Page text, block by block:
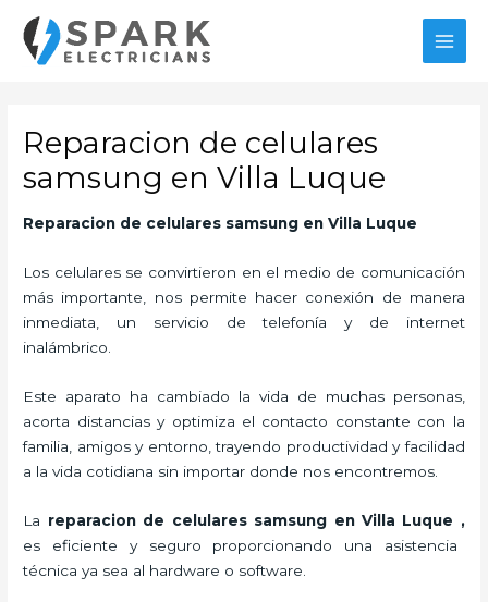
contenido
Reparacion de celulares
samsung en Villa Luque
Reparacion de celulares samsung en Villa Luque
Los celulares se convirtieron en el medio de comunicación
más importante, nos permite hacer conexión de manera
inmediata, un servicio de telefonía y de internet
inalámbrico.
Este aparato ha cambiado la vida de muchas personas,
acorta distancias y optimiza el contacto constante con la
familia, amigos y entorno, trayendo productividad y facilidad
a la vida cotidiana sin importar donde nos encontremos.
La reparacion de celulares samsung en Villa Luque ,
es eficiente y seguro proporcionando una asistencia
técnica ya sea al hardware o software.